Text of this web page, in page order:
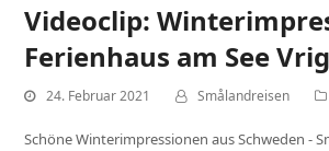
Videoclip:
Ferienhaus am See
24. Februar 2021 Smålandreisen
Schöne Winterimpressionen aus Schweden -